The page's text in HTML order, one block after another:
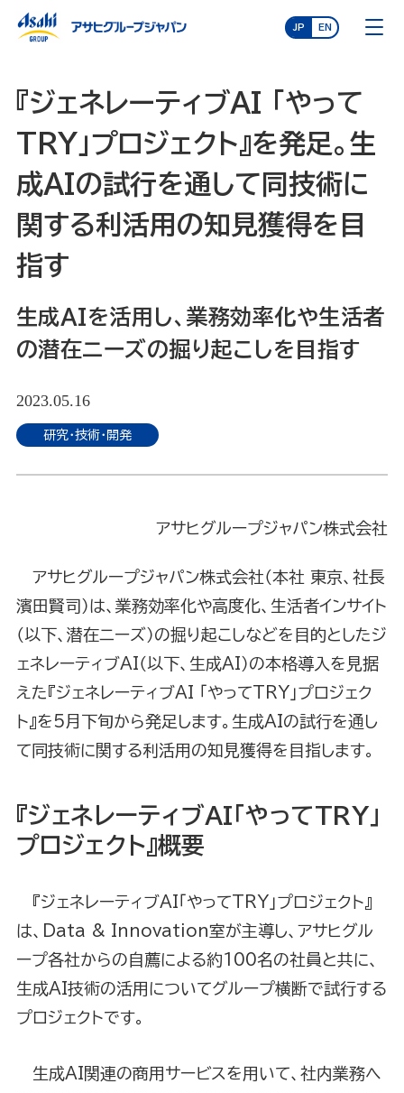
JP EN
『ジェネレーティブAI 「やって
TRY」プロジェクト』を発足。生
成AIの試行を通して同技術に
関する利活用の知見獲得を目
指す
生成AIを活用し、業務効率化や生活者
の潜在ニーズの掘り起こしを目指す
2023.05.16
研究・技術・開発
アサヒグループジャパン株式会社
アサヒグループジャパン株式会社（本社 東京、社長
濱田賢司）は、業務効率化や高度化、生活者インサイト
（以下、潜在ニーズ）の掘り起こしなどを目的としたジ
ェネレーティブAI（以下、生成AI）の本格導入を見据
えた『ジェネレーティブAI 「やってTRY」プロジェク
ト』を5月下旬から発足します。生成AIの試行を通し
て同技術に関する利活用の知見獲得を目指します。
『ジェネレーティブAI「やってTRY」
プロジェクト』概要
『ジェネレーティブAI「やってTRY」プロジェクト』
は、Data & Innovation室が主導し、アサヒグル
ープ各社からの自薦による約100名の社員と共に、
生成AI技術の活用についてグループ横断で試行する
プロジェクトです。
生成AI関連の商用サービスを用いて、社内業務へ